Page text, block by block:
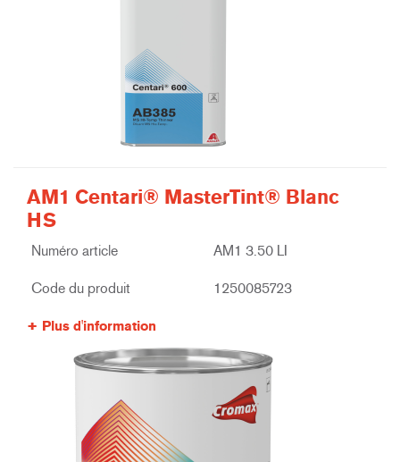
AM1 Centari® MasterTint® Blanc
HS
Numéro article AM1 3.50 LI
Code du produit 1250085723
Plus d'information